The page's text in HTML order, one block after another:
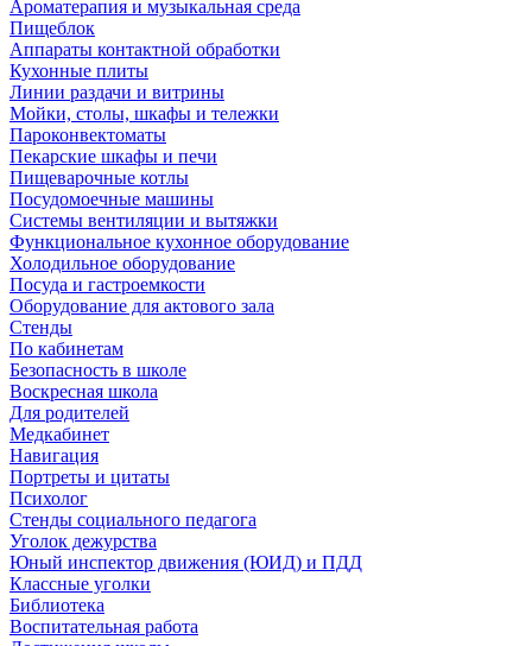
Ароматерапия и музыкальная среда
Пищеблок
Аппараты контактной обработки
Кухонные плиты
Линии раздачи и витрины
Мойки, столы, шкафы и тележки
Пароконвектоматы
Пекарские шкафы и печи
Пищеварочные котлы
Посудомоечные машины
Системы вентиляции и вытяжки
Функциональное кухонное оборудование
Холодильное оборудование
Посуда и гастроемкости
Оборудование для актового зала
Стенды
По кабинетам
Безопасность в школе
Воскресная школа
Для родителей
Медкабинет
Навигация
Портреты и цитаты
Психолог
Стенды социального педагога
Уголок дежурства
Юный инспектор движения (ЮИД) и ПДД
Классные уголки
Библиотека
Воспитательная работа